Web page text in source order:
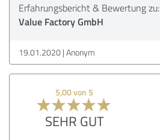
Erfahrungsbericht & Bewertung zu:
Value Factory GmbH
19.01.2020 Anonym
5,00 von 5
SEHR GUT